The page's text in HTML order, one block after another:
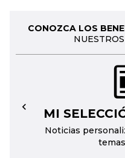
CONOZCA LOS
MI
Noticias
←